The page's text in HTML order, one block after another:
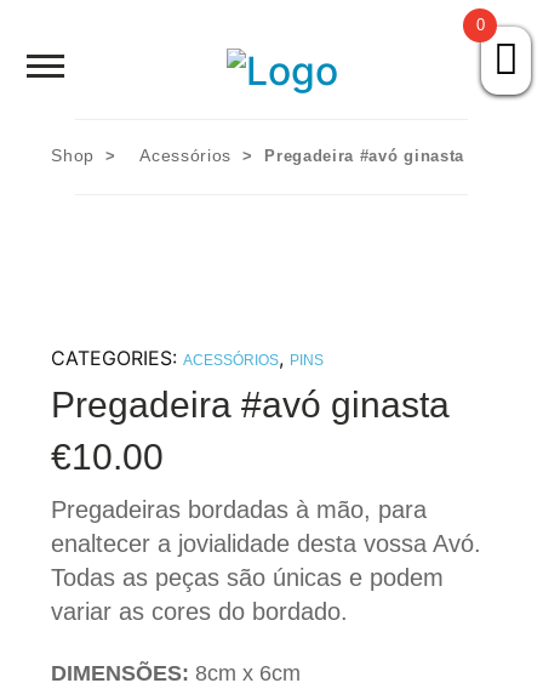
HOME
SOBRE NÓS
LOJA
CONTACTOS
Shop > Acessórios > Pregadeira #avó ginasta
CATEGORIES:ACESSÓRIOS, PINS
Pregadeira #avó ginasta
€10.00
Pregadeiras bordadas à mão, para
enaltecer a jovialidade desta vossa Avó.
Todas as peças são únicas e podem
variar as cores do bordado.
DIMENSÕES: 8cm x 6cm
0